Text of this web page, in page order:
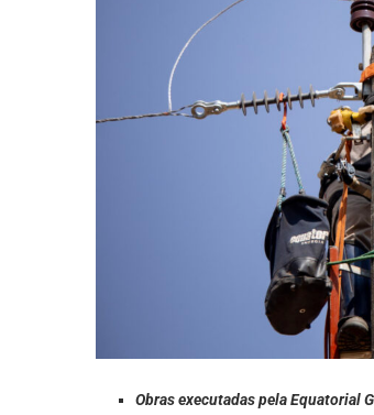
Obras executadas pela Equatorial